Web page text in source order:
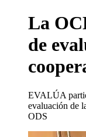
La
de
EVALÚA
evaluación de
ODS